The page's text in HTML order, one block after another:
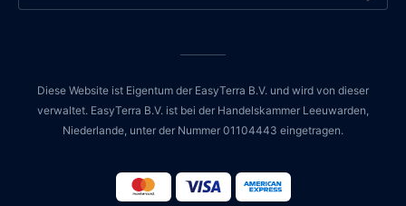
Diese Website ist Eigentum der EasyTerra B.V. und wird von dieser
verwaltet. EasyTerra B.V. ist bei der Handelskammer Leeuwarden,
Niederlande, unter der Nummer 01104443 eingetragen.